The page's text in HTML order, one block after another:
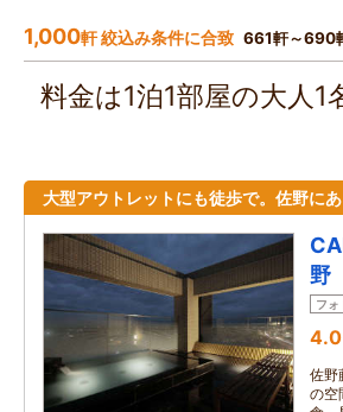
1,000軒 絞込み条件に合致 661軒～690
料金は1泊1部屋の大人
大型アウトレットにも徒歩で。佐野に
野
フォ
4.0
佐野
の空